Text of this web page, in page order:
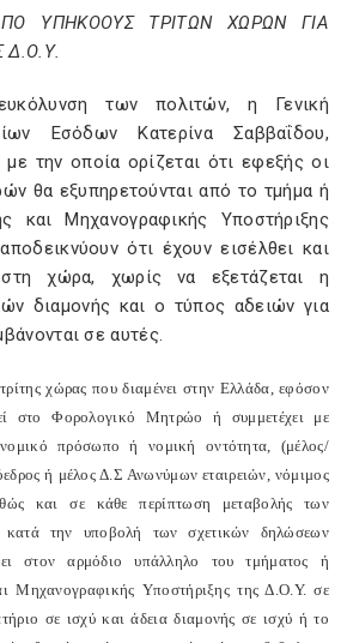
ΥΠΗΚΟΟΥΣ ΤΡΙΤΩΝ ΧΩΡΩΝ ΓΙΑ
Δ.Ο.Υ.
των πολιτών, η Γενική
Εσόδων Κατερίνα Σαββαΐδου,
με την οποία ορίζεται ότι εφεξής οι
θα εξυπηρετούνται από το τμήμα ή
και Μηχανογραφικής Υποστήριξης
ότι έχουν εισέλθει και
στη χώρα, χωρίς να εξετάζεται η
διαμονής και ο τύπος αδειών για
σε αυτές.
χώρας που διαμένει στην Ελλάδα, εφόσον
στο Φορολογικό Μητρώο ή συμμετέχει με
πρόσωπο ή νομική οντότητα, (μέλος/
ή μέλος Δ.Σ Ανωνύμων εταιρειών, νόμιμος
και σε κάθε περίπτωση μεταβολής των
κατά την υποβολή των σχετικών δηλώσεων
στον αρμόδιο υπάλληλο του τμήματος ή
Μηχανογραφικής Υποστήριξης της Δ.Ο.Υ. σε
σε ισχύ και άδεια διαμονής σε ισχύ ή το